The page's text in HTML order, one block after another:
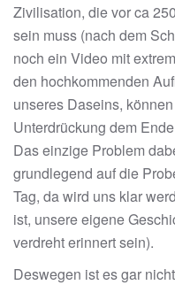
Zivilisation, die vor ca
sein muss (nach dem
noch ein Video mit
den hochkommenden
unseres Daseins,
Unterdrückung dem
Das einzige Problem
grundlegend auf die
Tag, da wird uns klar
ist, unsere eigene
verdreht erinnert sein).
Deswegen ist es gar